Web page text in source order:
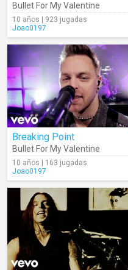
Bullet For My Valentine
10 años | 923 jugadas
Joao0197
Breaking Point
Bullet For My Valentine
10 años | 163 jugadas
Joao0197